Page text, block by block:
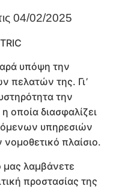
04/02/2025
υπόψη την
πελατών της. Γι’
την
οποία διασφαλίζει
υπηρεσιών
νομοθετικό πλαίσιο.
μας λαμβάνετε
προστασίας της